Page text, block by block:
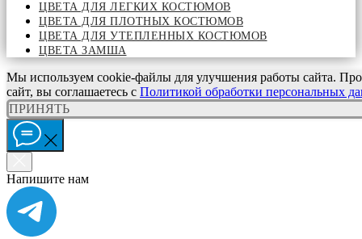
ЦВЕТА ДЛЯ ЛЕГКИХ КОСТЮМОВ
ЦВЕТА ДЛЯ ПЛОТНЫХ КОСТЮМОВ
ЦВЕТА ДЛЯ УТЕПЛЕННЫХ КОСТЮМОВ
ЦВЕТА ЗАМША
Мы используем cookie-файлы для улучшения работы сайта.
сайт, вы соглашаетесь с Политикой обработки персональных
ПРИНЯТЬ
Напишите нам